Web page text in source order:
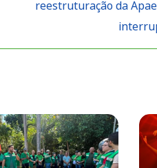
reestruturação da